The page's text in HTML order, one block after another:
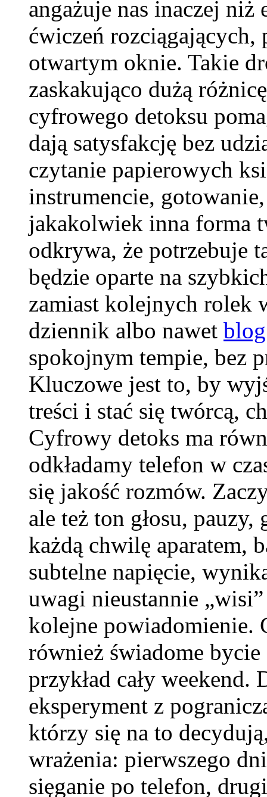
angażuje nas inaczej
ćwiczeń rozciągających,
otwartym oknie. Takie
zaskakująco dużą
cyfrowego detoksu
dają satysfakcję bez
czytanie papierowych
instrumencie,
jakakolwiek inna forma
odkrywa, że potrzebuje
będzie oparte na
zamiast kolejnych rolek
dziennik albo nawet
spokojnym tempie, bez
Kluczowe jest to, by
treści i stać się twórcą,
Cyfrowy detoks ma
odkładamy telefon w
się jakość rozmów.
ale też ton głosu,
każdą chwilę aparatem,
subtelne napięcie,
uwagi nieustannie
kolejne powiadomienie.
również świadome
przykład cały
eksperyment z
którzy się na to
wrażenia: pierwszego
sięganie po telefon,